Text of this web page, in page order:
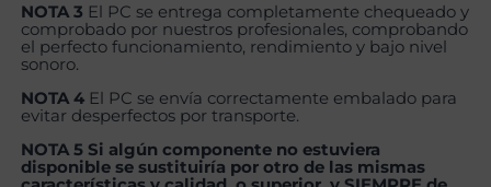
NOTA 3 El PC se entrega completamente chequeado y
comprobado por nuestros profesionales, comprobando
el perfecto funcionamiento, rendimiento y bajo nivel
sonoro.
NOTA 4 El PC se envía correctamente embalado para
evitar desperfectos por transporte.
NOTA 5 Si algún componente no estuviera
disponible se sustituiría por otro de las mismas